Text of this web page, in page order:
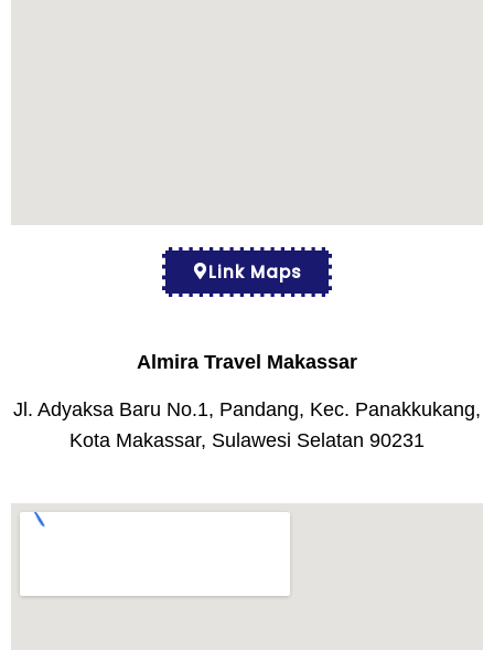
Link Maps
Almira Travel Makassar
Jl. Adyaksa Baru No.1, Pandang, Kec. Panakkukang,
Kota Makassar, Sulawesi Selatan 90231